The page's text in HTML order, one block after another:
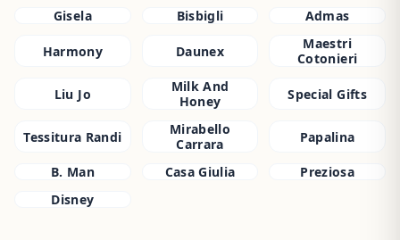
Gisela Bisbigli Admas
Harmony Daunex
Maestri
Cotonieri
Liu Jo
Milk And
Honey
Special Gifts
Tessitura Randi
Mirabello
Carrara
Papalina
B. Man Casa Giulia
Preziosa
Disney